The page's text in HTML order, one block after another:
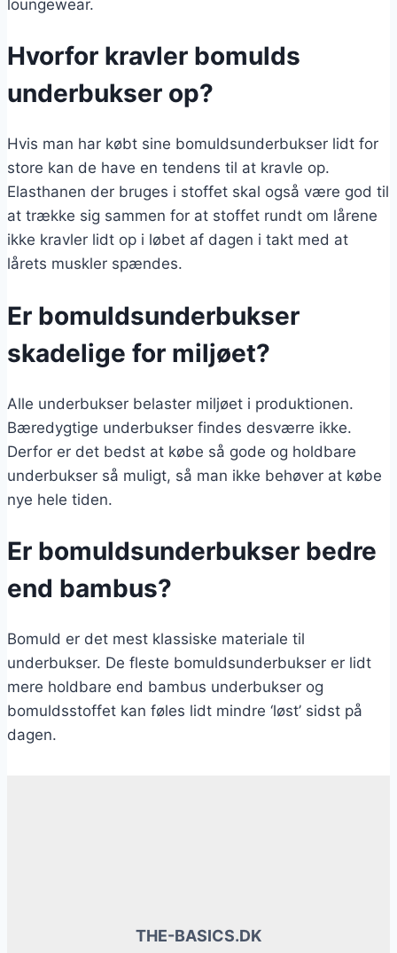
loungewear.
Hvorfor kravler bomulds
underbukser op?
Hvis man har købt sine bomuldsunderbukser lidt for
store kan de have en tendens til at kravle op.
Elasthanen der bruges i stoffet skal også være god til
at trække sig sammen for at stoffet rundt om lårene
ikke kravler lidt op i løbet af dagen i takt med at
lårets muskler spændes.
Er bomuldsunderbukser
skadelige for miljøet?
Alle underbukser belaster miljøet i produktionen.
Bæredygtige underbukser findes desværre ikke.
Derfor er det bedst at købe så gode og holdbare
underbukser så muligt, så man ikke behøver at købe
nye hele tiden.
Er bomuldsunderbukser bedre
end bambus?
Bomuld er det mest klassiske materiale til
underbukser. De fleste bomuldsunderbukser er lidt
mere holdbare end bambus underbukser og
bomuldsstoffet kan føles lidt mindre ‘løst’ sidst på
dagen.
THE-BASICS.DK